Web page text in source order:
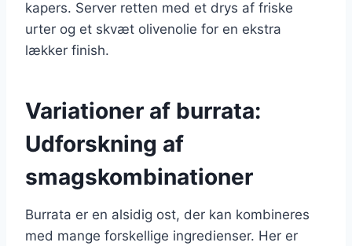
kapers. Server retten med et drys af friske
urter og et skvæt olivenolie for en ekstra
lækker finish.
Variationer af burrata:
Udforskning af
smagskombinationer
Burrata er en alsidig ost, der kan kombineres
med mange forskellige ingredienser. Her er